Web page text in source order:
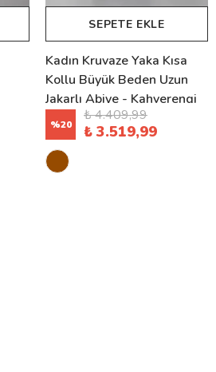
SEPETE EKLE
Kadın Kruvaze Yaka Kısa
Kollu Büyük Beden Uzun
Jakarlı Abiye - Kahverengi
%20
₺ 4.409,99
₺ 3.519,99